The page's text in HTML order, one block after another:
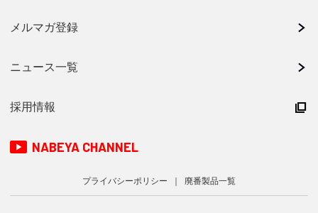
メルマガ登録
ニュース一覧
採用情報
NABEYA CHANNEL
プライバシーポリシー 廃番製品一覧